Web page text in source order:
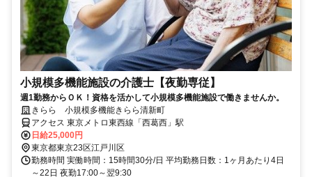
小規模多機能施設の介護士【夜勤専従】
週1勤務からＯＫ！資格を活かして小規模多機能施設で働きませんか。
きらら 小規模多機能きらら清新町
アクセス 東京メトロ東西線「西葛西」駅
日給25,000円
東京都東京23区江戸川区
勤務時間 実働時間：15時間30分/日 平均勤務日数：1ヶ月あたり4日
～22日 夜勤17:00～翌9:30